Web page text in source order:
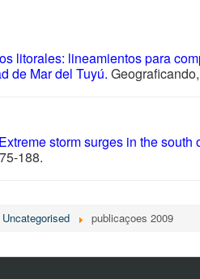
litorales: lineamientos para
de Mar del Tuyú.
Extreme storm surges in the
188.
Uncategorised publicaçoes 2009